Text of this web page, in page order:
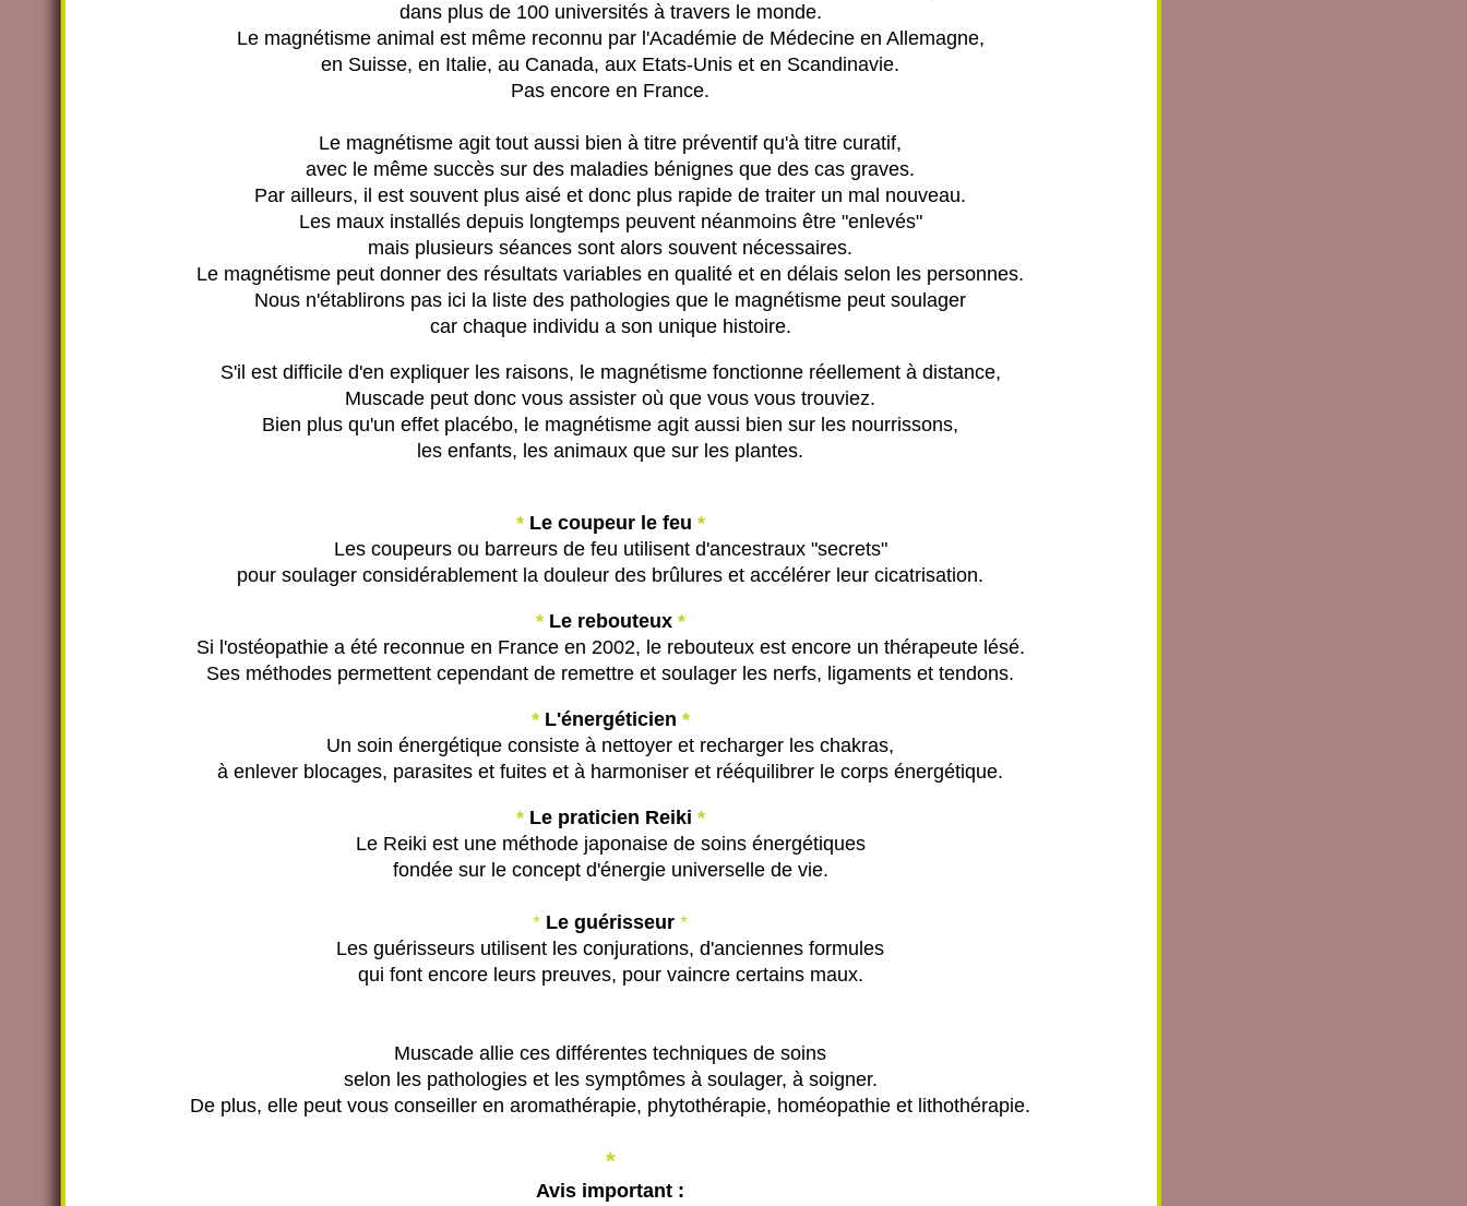
dans plus de 100 universités à travers le monde.
Le magnétisme animal est même reconnu par l'Académie de Médecine en Allemagne,
en Suisse, en Italie, au Canada, aux Etats-Unis et en Scandinavie.
Pas encore en France.
Le magnétisme agit tout aussi bien à titre préventif qu'à titre curatif,
avec le même succès sur des maladies bénignes que des cas graves.
Par ailleurs, il est souvent plus aisé et donc plus rapide de traiter un mal nouveau.
Les maux installés depuis longtemps peuvent néanmoins être "enlevés"
mais plusieurs séances sont alors souvent nécessaires.
Le magnétisme peut donner des résultats variables en qualité et en délais selon les personnes.
Nous n'établirons pas ici la liste des pathologies que le magnétisme peut soulager
car chaque individu a son unique histoire.
S'il est difficile d'en expliquer les raisons, le magnétisme fonctionne réellement à distance,
Muscade peut donc vous assister où que vous vous trouviez.
Bien plus qu'un effet placébo, le magnétisme agit aussi bien sur les nourrissons,
les enfants, les animaux que sur les plantes.
*Le coupeur le feu *
Les coupeurs ou barreurs de feu utilisent d'ancestraux "secrets"
pour soulager considérablement la douleur des brûlures et accélérer leur cicatrisation.
*Le rebouteux *
Si l'ostéopathie a été reconnue en France en 2002, le rebouteux est encore un thérapeute lésé.
Ses méthodes permettent cependant de remettre et soulager les nerfs, ligaments et tendons.
*L'énergéticien *
Un soin énergétique consiste à nettoyer et recharger les chakras,
à enlever blocages, parasites et fuites et à harmoniser et rééquilibrer le corps énergétique.
*Le praticien Reiki *
Le Reiki est une méthode japonaise de soins énergétiques
fondée sur le concept d'énergie universelle de vie.
* Le guérisseur *
Les guérisseurs utilisent les conjurations, d'anciennes formules
qui font encore leurs preuves, pour vaincre certains maux.
Muscade allie ces différentes techniques de soins
selon les pathologies et les symptômes à soulager, à soigner.
De plus, elle peut vous conseiller en aromathérapie, phytothérapie, homéopathie et lithothérapie.
*
Avis important :